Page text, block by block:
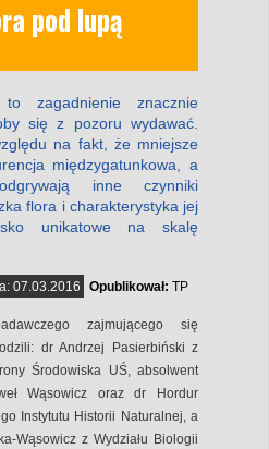
pod lupą
zagadnienie znacznie
się z pozoru wydawać.
na fakt, że mniejsze
międzygatunkowa, a
inne czynniki
flora i charakterystyka jej
unikatowe na skalę
07.03.2016 Opublikował: TP
zajmującego się
dr Andrzej Pasierbiński z
Środowiska UŚ, absolwent
Wąsowicz oraz dr Hordur
Instytutu Historii Naturalnej, a
Wąsowicz z Wydziału Biologii